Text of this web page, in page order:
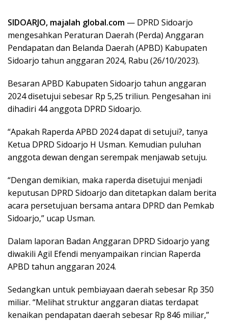
SIDOARJO, majalah global.com — DPRD Sidoarjo
mengesahkan Peraturan Daerah (Perda) Anggaran
Pendapatan dan Belanda Daerah (APBD) Kabupaten
Sidoarjo tahun anggaran 2024, Rabu (26/10/2023).
Besaran APBD Kabupaten Sidoarjo tahun anggaran
2024 disetujui sebesar Rp 5,25 triliun. Pengesahan ini
dihadiri 44 anggota DPRD Sidoarjo.
“Apakah Raperda APBD 2024 dapat di setujui?, tanya
Ketua DPRD Sidoarjo H Usman. Kemudian puluhan
anggota dewan dengan serempak menjawab setuju.
“Dengan demikian, maka raperda disetujui menjadi
keputusan DPRD Sidoarjo dan ditetapkan dalam berita
acara persetujuan bersama antara DPRD dan Pemkab
Sidoarjo,” ucap Usman.
Dalam laporan Badan Anggaran DPRD Sidoarjo yang
diwakili Agil Efendi menyampaikan rincian Raperda
APBD tahun anggaran 2024.
Sedangkan untuk pembiayaan daerah sebesar Rp 350
miliar. “Melihat struktur anggaran diatas terdapat
kenaikan pendapatan daerah sebesar Rp 846 miliar,”